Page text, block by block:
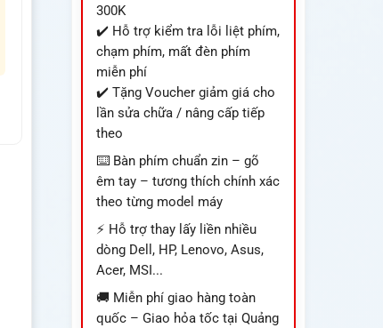
300K
✔️ Hỗ trợ kiểm tra lỗi liệt phím,
chạm phím, mất đèn phím
miễn phí
✔️ Tặng Voucher giảm giá cho
lần sửa chữa / nâng cấp tiếp
theo
⌨️ Bàn phím chuẩn zin – gõ
êm tay – tương thích chính xác
theo từng model máy
⚡ Hỗ trợ thay lấy liền nhiều
dòng Dell, HP, Lenovo, Asus,
Acer, MSI...
🚚 Miễn phí giao hàng toàn
quốc – Giao hỏa tốc tại Quảng